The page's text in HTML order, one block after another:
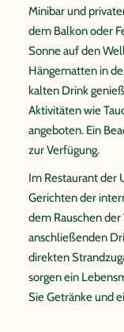
Minibar und
dem Balkon oder
Sonne auf den
Hängematten in
kalten Drink
Aktivitäten wie
angeboten. Ein
zur Verfügung.
Im Restaurant der
Gerichten der
dem Rauschen
anschließenden
direkten
sorgen ein
Sie Getränke und